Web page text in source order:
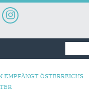
EMPFÄNGT ÖSTERREICHS